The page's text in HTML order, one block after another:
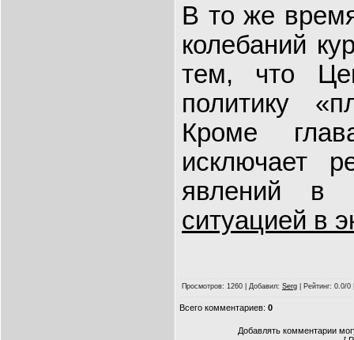
В то же
колебаний
тем, что
политику
Кроме
исключает
явлений в
ситуацией в
Просмотров: 1260 | Добавил: Serg Рейтинг: 0.0/0
Всего комментариев: 0
Добавлять комментарии